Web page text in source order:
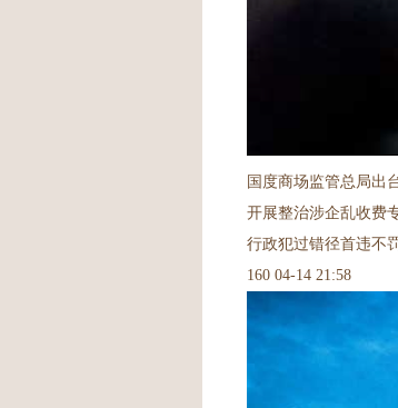
国度商场监管总局出
开展整治涉企乱收费
行政犯过错径首违不
160 04-14 21:58